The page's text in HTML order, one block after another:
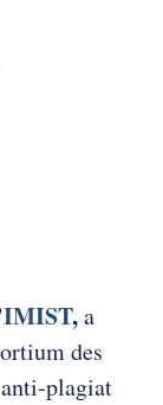
IMIST,a
des
plagiat